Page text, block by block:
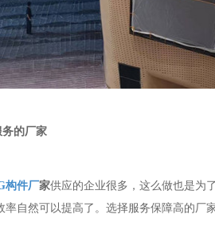
的厂家
构件厂家供应的企业很多，这么做也是为
率自然可以提高了。选择服务保障高的厂